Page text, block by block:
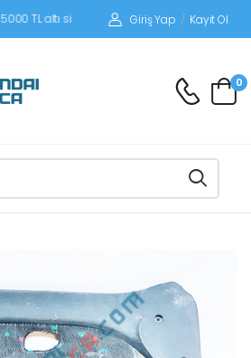
altı siparişlerinizde siparişleriniz alıcı ödemeli
Giriş Yap / Kayıt Ol
0